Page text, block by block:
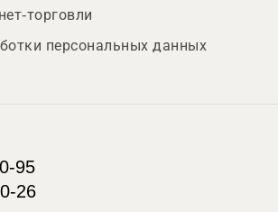
торговли
персональных данных
95
26